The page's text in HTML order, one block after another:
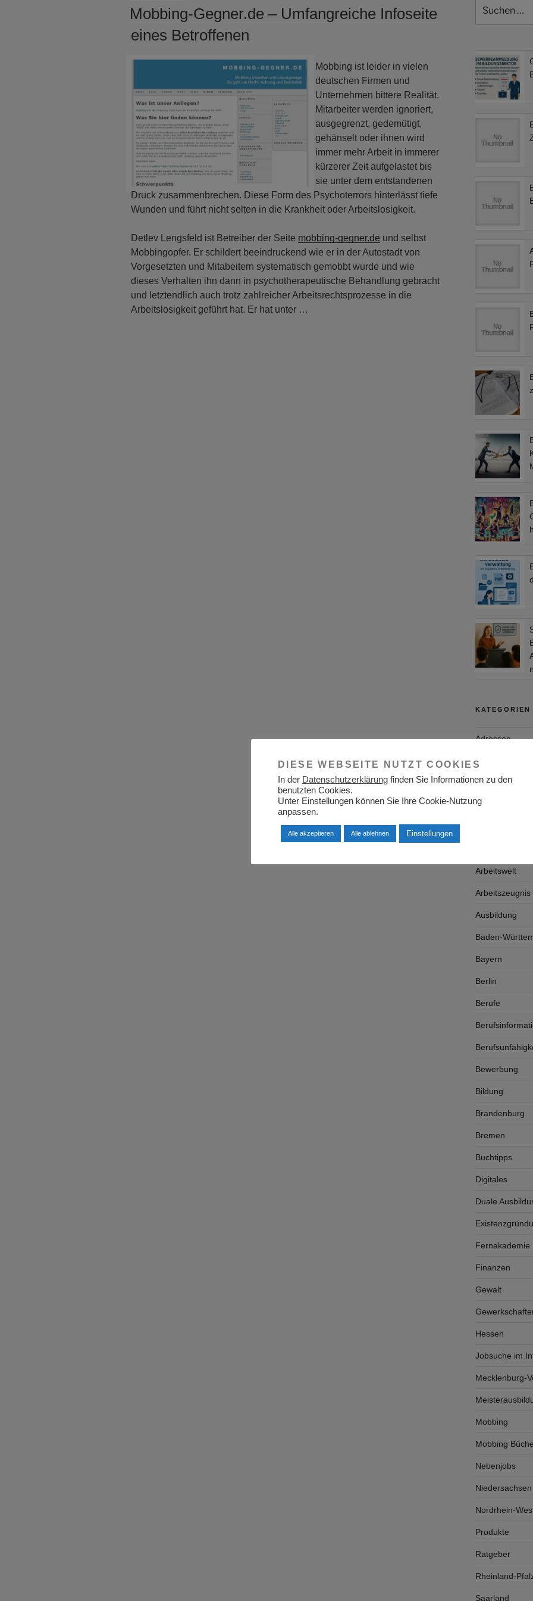
Mobbing-Gegner.de – Umfangreiche Infoseite
eines Betroffenen
Mobbing ist leider in vielen
deutschen Firmen und
Unternehmen bittere Realität.
Mitarbeiter werden ignoriert,
ausgegrenzt, gedemütigt,
gehänselt oder ihnen wird
immer mehr Arbeit in immerer
kürzerer Zeit aufgelastet bis
sie unter dem entstandenen
Druck zusammenbrechen. Diese Form des Psychoterrors hinterlässt tiefe
Wunden und führt nicht selten in die Krankheit oder Arbeitslosigkeit.
Detlev Lengsfeld ist Betreiber der Seite mobbing-gegner.de und selbst
Mobbingopfer. Er schildert beeindruckend wie er in der Autostadt von
Vorgesetzten und Mitabeitern systematisch gemobbt wurde und wie
dieses Verhalten ihn dann in psychotherapeutische Behandlung gebracht
und letztendlich auch trotz zahlreicher Arbeitsrechtsprozesse in die
Arbeitslosigkeit geführt hat. Er hat unter …
nach:
KATEGORIEN
Adressen
Aktuelles
Allgemein
Arbeitgeber
Arbeitswelt
Arbeitszeugnis
Ausbildung
Baden-
Bayern
Berlin
Berufe
Bewerbung
Bildung
Brandenburg
Bremen
Buchtipps
Digitales
Duale
Fernakademie
Finanzen
Gewalt
Hessen
Jobsuche im
Mecklenburg-
Mobbing
Mobbing
Nebenjobs
Niedersachsen
Nordrhein-
Produkte
Ratgeber
Rheinland-
Saarland
DIESE WEBSEITE NUTZT COOKIES
In der Datenschutzerklärung finden Sie Informationen zu den
benutzten Cookies.
Unter Einstellungen können Sie Ihre Cookie-Nutzung
anpassen.
Alle akzeptieren Alle ablehnen Einstellungen